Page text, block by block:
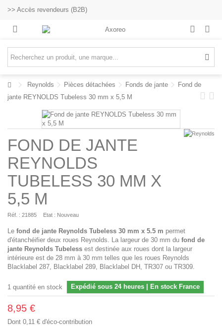
>> Accès revendeurs (B2B)
Reynolds Pièces détachées Fonds de jante
Fond de
jante REYNOLDS Tubeless 30 mm x 5,5 M
FOND DE JANTE
REYNOLDS
TUBELESS 30 MM X
5,5 M
Réf. : 21885 Etat : Nouveau
Le fond de jante Reynolds Tubeless 30 mm x 5.5 m permet
d'étanchéifier deux roues Reynolds.​ La largeur de 30 mm du fond de
jante Reynolds Tubeless est destinée aux roues dont la largeur
intérieure est de 28 mm à 30 mm telles que les roues Reynolds
Blacklabel 287, Blacklabel 289, Blacklabel DH, TR307 ou TR309.
1 quantité en stock Expédié sous 24 heures | En stock France
8,95 €
Dont 0,11 € d'éco-contribution